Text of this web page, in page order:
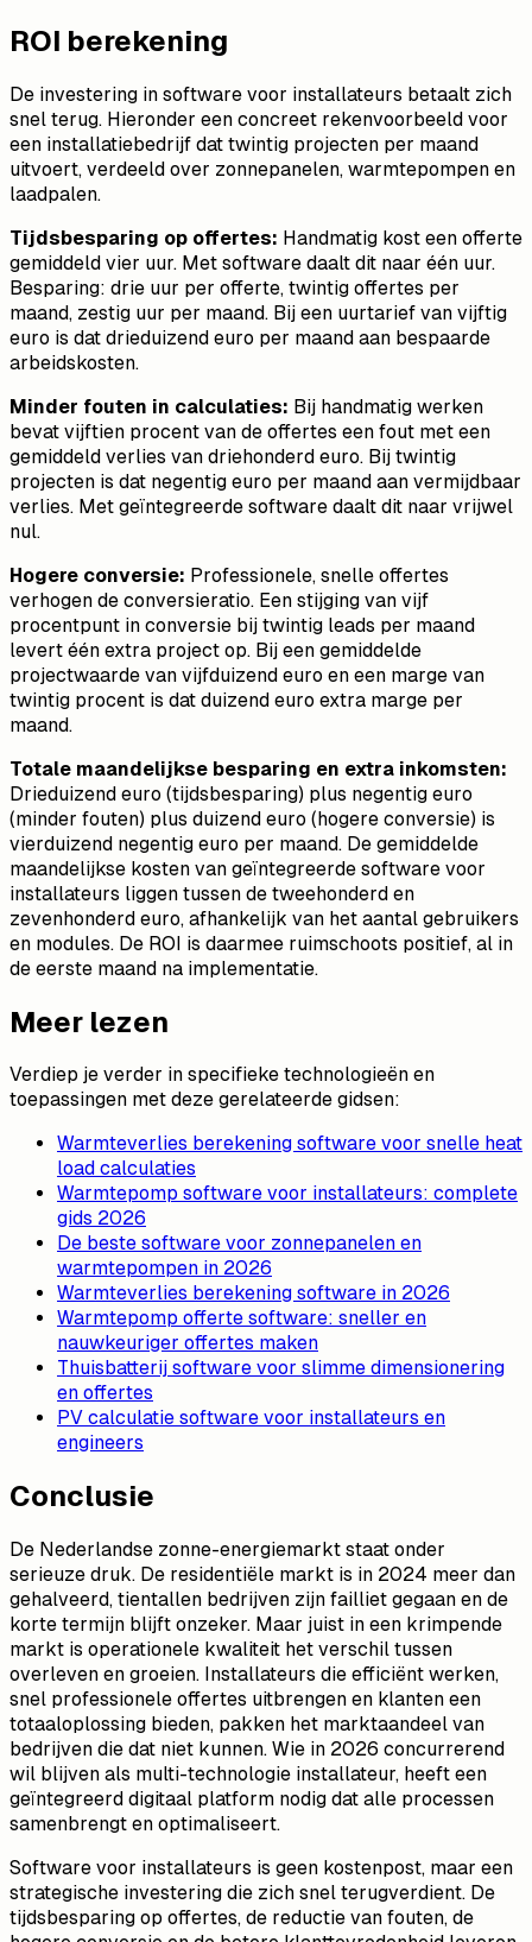
ROI berekening
De investering in software voor installateurs betaalt zich
snel terug. Hieronder een concreet rekenvoorbeeld voor
een installatiebedrijf dat twintig projecten per maand
uitvoert, verdeeld over zonnepanelen, warmtepompen en
laadpalen.
Tijdsbesparing op offertes: Handmatig kost een offerte
gemiddeld vier uur. Met software daalt dit naar één uur.
Besparing: drie uur per offerte, twintig offertes per
maand, zestig uur per maand. Bij een uurtarief van vijftig
euro is dat drieduizend euro per maand aan bespaarde
arbeidskosten.
Minder fouten in calculaties: Bij handmatig werken
bevat vijftien procent van de offertes een fout met een
gemiddeld verlies van driehonderd euro. Bij twintig
projecten is dat negentig euro per maand aan vermijdbaar
verlies. Met geïntegreerde software daalt dit naar vrijwel
nul.
Hogere conversie: Professionele, snelle offertes
verhogen de conversieratio. Een stijging van vijf
procentpunt in conversie bij twintig leads per maand
levert één extra project op. Bij een gemiddelde
projectwaarde van vijfduizend euro en een marge van
twintig procent is dat duizend euro extra marge per
maand.
Totale maandelijkse besparing en extra inkomsten:
Drieduizend euro (tijdsbesparing) plus negentig euro
(minder fouten) plus duizend euro (hogere conversie) is
vierduizend negentig euro per maand. De gemiddelde
maandelijkse kosten van geïntegreerde software voor
installateurs liggen tussen de tweehonderd en
zevenhonderd euro, afhankelijk van het aantal gebruikers
en modules. De ROI is daarmee ruimschoots positief, al in
de eerste maand na implementatie.
Meer lezen
Verdiep je verder in specifieke technologieën en
toepassingen met deze gerelateerde gidsen:
Warmteverlies berekening software voor snelle heat
load calculaties
Warmtepomp software voor installateurs: complete
gids 2026
De beste software voor zonnepanelen en
warmtepompen in 2026
Warmteverlies berekening software in 2026
Warmtepomp offerte software: sneller en
nauwkeuriger offertes maken
Thuisbatterij software voor slimme dimensionering
en offertes
PV calculatie software voor installateurs en
engineers
Conclusie
De Nederlandse zonne-energiemarkt staat onder
serieuze druk. De residentiële markt is in 2024 meer dan
gehalveerd, tientallen bedrijven zijn failliet gegaan en de
korte termijn blijft onzeker. Maar juist in een krimpende
markt is operationele kwaliteit het verschil tussen
overleven en groeien. Installateurs die efficiënt werken,
snel professionele offertes uitbrengen en klanten een
totaaloplossing bieden, pakken het marktaandeel van
bedrijven die dat niet kunnen. Wie in 2026 concurrerend
wil blijven als multi-technologie installateur, heeft een
geïntegreerd digitaal platform nodig dat alle processen
samenbrengt en optimaliseert.
Software voor installateurs is geen kostenpost, maar een
strategische investering die zich snel terugverdient. De
tijdsbesparing op offertes, de reductie van fouten, de